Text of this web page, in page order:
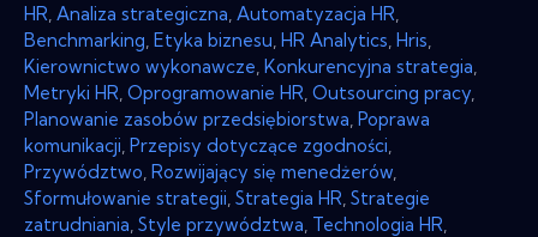
HR Analiza strategiczna Automatyzacja HR
Benchmarking Etyka biznesu HR Analytics Hris
Kierownictwo wykonawcze Konkurencyjna strategia
Metryki HR Oprogramowanie HR Outsourcing pracy
Planowanie zasobów przedsiębiorstwa Poprawa
komunikacji Przepisy dotyczące zgodności
Przywództwo Rozwijający się menedżerów
Sformułowanie strategii Strategia HR Strategie
zatrudniania Style przywództwa Technologia HR